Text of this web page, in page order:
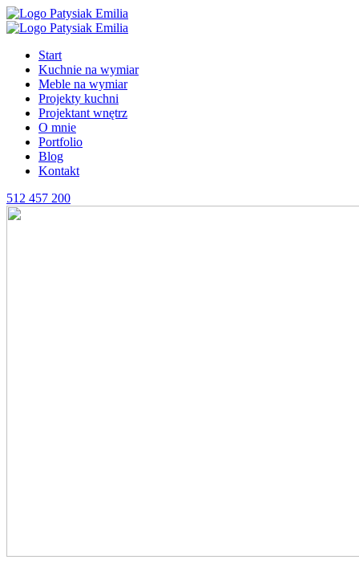
Start
Kuchnie na wymiar
Meble na wymiar
Projekty kuchni
Projektant wnętrz
O mnie
Portfolio
Blog
Kontakt
512 457 200